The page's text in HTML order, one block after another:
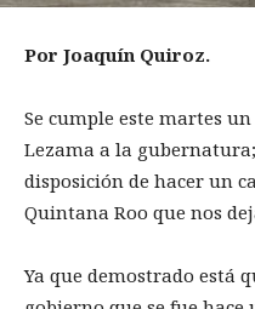
Por Joaquín Quiroz.
Se cumple este martes
Lezama a la
disposición de hacer un
Quintana Roo que nos
Ya que demostrado está